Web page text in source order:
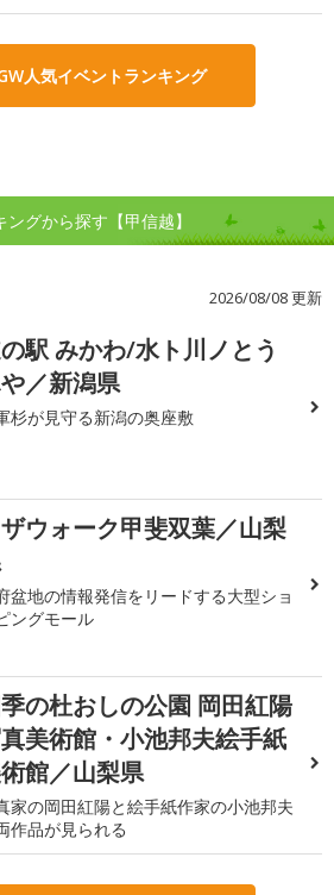
人気イベントランキング
グから探す【甲信越】
2026/08/08 更新
駅 みかわ/水ト川ノとう
／新潟県
杉が見守る新潟の奥座敷
ウォーク甲斐双葉／山梨
盆地の情報発信をリードする大型ショ
ングモール
の杜おしの公園 岡田紅陽
美術館・小池邦夫絵手紙
館／山梨県
家の岡田紅陽と絵手紙作家の小池邦夫
作品が見られる